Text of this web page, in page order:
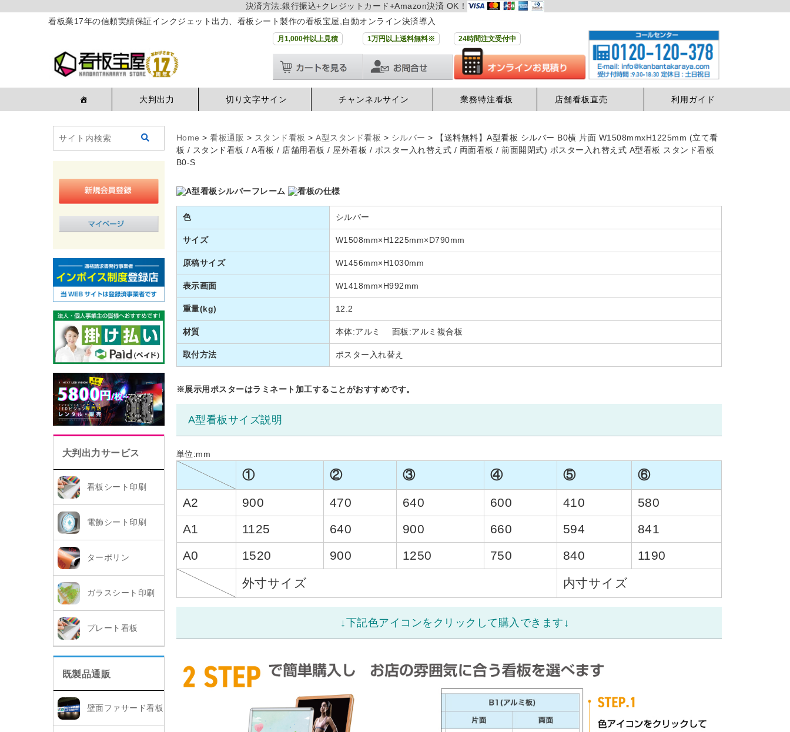
決済方法:銀行振込+クレジットカード+Amazon決済 OK！
看板業17年の信頼実績保証インクジェット出力、看板シート製作の看板宝屋,自動オンライン決済導入
月1,000件以上見積 1万円以上送料無料※ 24時間注文受付中
大判出力 切り文字サイン チャンネルサイン 業務特注看板 店舗看板直売 利用ガイド
大判出力サービス
看板シート印刷
電飾シート印刷
ターポリン
ガラスシート印刷
プレート看板
既製品通販
壁面ファサード看板
Home > 看板通販 > スタンド看板 > A型スタンド看板 > シルバー >
【送料無料】A型看板 シルバー B0横 片面 W1508mmxH1225mm (立て看
板 / スタンド看板 / A看板 / 店舗用看板 / 屋外看板 / ポスター入れ替え式 / 両面看板 / 前面開閉式) ポスター入れ替え式 A型看板 スタンド看板
B0-S
色 シルバー
サイズ W1508mm×H1225mm×D790mm
原稿サイズ W1456mm×H1030mm
表示画面 W1418mm×H992mm
重量(kg) 12.2
材質 本体:アルミ 面板:アルミ複合板
取付方法 ポスター入れ替え
※展示用ポスターはラミネート加工することがおすすめです。
A型看板サイズ説明
単位:mm
① ② ③ ④ ⑤ ⑥
A2 900 470 640 600 410
580
A1
1125 640 900 660 594
841
A0
1520 900 1250 750 840 1190
外寸サイズ 内寸サイズ
↓下記色アイコンをクリックして購入できます↓